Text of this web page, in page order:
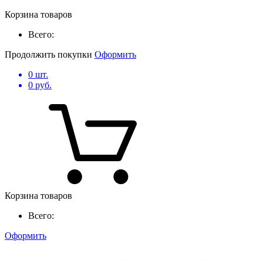
Корзина товаров
Всего:
Продолжить покупки Оформить
0 шт.
0 руб.
Корзина товаров
Всего:
Оформить